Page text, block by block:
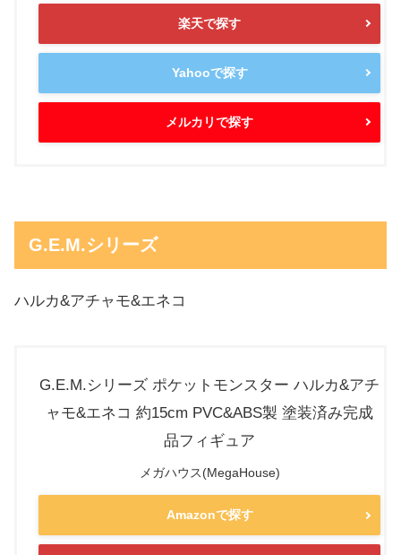
楽天で探す
Yahooで探す
メルカリで探す
G.E.M.シリーズ
ハルカ&アチャモ&エネコ
G.E.M.シリーズ ポケットモンスター ハルカ&アチ
ャモ&エネコ 約15cm PVC&ABS製 塗装済み完成
品フィギュア
メガハウス(MegaHouse)
Amazonで探す